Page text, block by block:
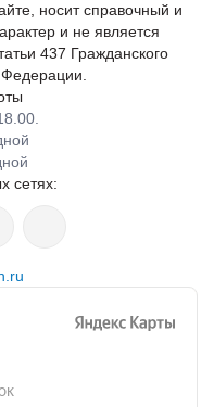
носит справочный и
и не является
437 Гражданского
сетях: